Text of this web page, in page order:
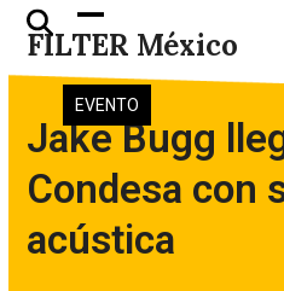
Skip
content
FILTER México
Open
mobile
menu
Close
mobile
menu
EVENTO
Jake Bugg
Condesa con
acústica